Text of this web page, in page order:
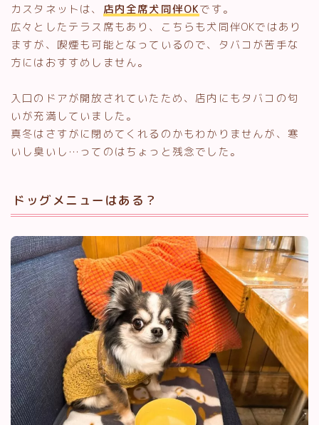
カスタネットは、 店内全席犬同伴OKです。
広々としたテラス席もあり、こちらも犬同伴OKではあり
ますが、喫煙も可能となっているので、タバコが苦手な
方にはおすすめしません。
入口のドアが開放されていたため、店内にもタバコの匂
いが充満していました。
真冬はさすがに閉めてくれるのかもわかりませんが、寒
いし臭いし…ってのはちょっと残念でした。
ドッグメニューはある？